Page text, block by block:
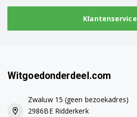
Klantenservice
Witgoedonderdeel.com
Zwaluw 15 (geen bezoekadres)
2986BE Ridderkerk